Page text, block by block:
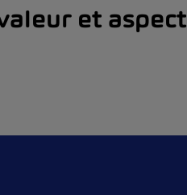
et aspect